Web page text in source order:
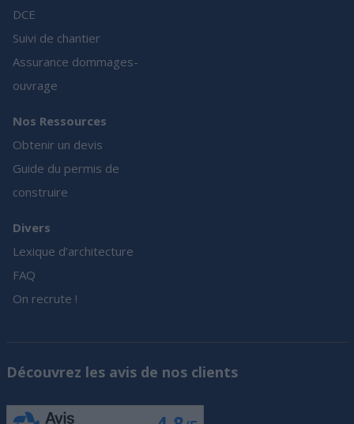
DCE
Suivi de chantier
Assurance dommages-
ouvrage
Nos Ressources
Obtenir un devis
Guide du permis de
construire
Divers
Lexique d’architecture
FAQ
On recrute !
Découvrez les avis de nos clients